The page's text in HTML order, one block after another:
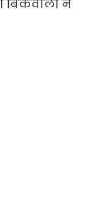
बिकवाली ने